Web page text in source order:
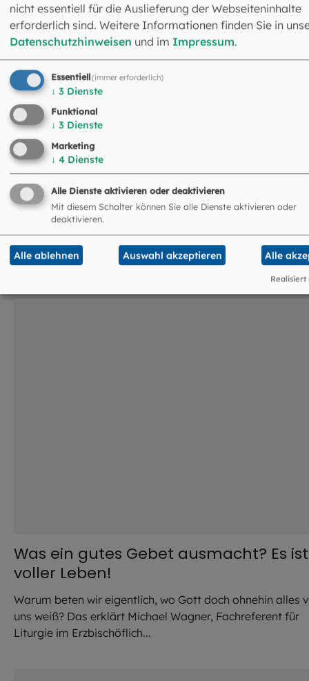
Fachbereich Sakramentenpastoral
Leitung: Dr. Christopher Slotta
Schrammerstraße 3
80333 München
089 2137-1791
Mehr Infos zur Sakramentenpastoral
Das könnte Sie auch
interessieren
© aletia2011 / stock.adobe.com
Was ein gutes Gebet ausmacht? Es ist
voller Leben!
Warum beten wir eigentlich, wo Gott doch ohnehin alles
uns weiß? Das erklärt Michael Wagner, Fachreferent für
Liturgie im Erzbischöflich...
nicht essentiell für die Auslieferung der Webseiteninhalte
erforderlich sind. Weitere Informationen finden Sie in
Datenschutzhinweisen und im Impressum.
Essentiell(immer erforderlich)
↓ 3 Dienste
Funktional
↓ 3 Dienste
Marketing
↓ 4 Dienste
Alle Dienste aktivieren oder deaktivieren
Mit diesem Schalter können Sie alle Dienste aktivieren oder
deaktivieren.
Alle ablehnen Auswahl akzeptieren Alle
Realisiert